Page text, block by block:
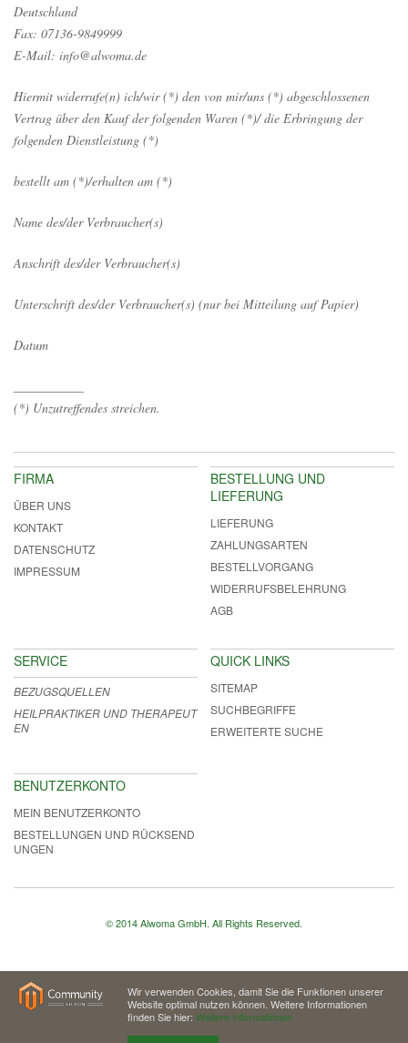
Deutschland
Fax: 07136-9849999
E-Mail: info@alwoma.de
Hiermit widerrufe(n) ich/wir (*) den von mir/uns (*) abgeschlossenen
Vertrag über den Kauf der folgenden Waren (*)/ die Erbringung der
folgenden Dienstleistung (*)
bestellt am (*)/erhalten am (*)
Name des/der Verbraucher(s)
Anschrift des/der Verbraucher(s)
Unterschrift des/der Verbraucher(s) (nur bei Mitteilung auf Papier)
Datum
(*) Unzutreffendes streichen.
FIRMA
ÜBER UNS
KONTAKT
DATENSCHUTZ
IMPRESSUM
BESTELLUNG UND
LIEFERUNG
LIEFERUNG
ZAHLUNGSARTEN
BESTELLVORGANG
WIDERRUFSBELEHRUNG
AGB
SERVICE
BEZUGSQUELLEN
HEILPRAKTIKER UND THERAPEUT
EN
QUICK LINKS
SITEMAP
SUCHBEGRIFFE
ERWEITERTE SUCHE
BENUTZERKONTO
MEIN BENUTZERKONTO
BESTELLUNGEN UND RÜCKSEND
UNGEN
© 2014 Alwoma GmbH. All Rights Reserved.
Wir verwenden Cookies, damit Sie die Funktionen unserer
Website optimal nutzen können. Weitere Informationen
finden Sie hier: Weitere Informationen